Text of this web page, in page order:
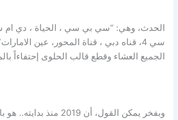
الحدث، وهي: “سي بي سي ، الحياة ، دي ام
سي 4، قناه دبي ، قناة المحور، عين
الجميع العشاء وقطع قالب الحلوى إحتفاءاً
وبفخر يمكن القول، أن 2019